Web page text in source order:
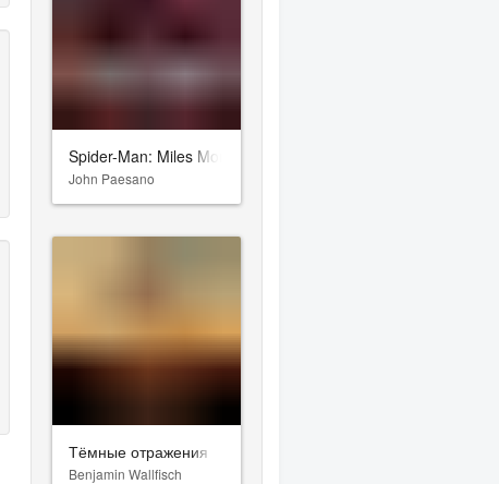
Spider-Man: Miles Morales
John Paesano
Тёмные отражения
Benjamin Wallfisch